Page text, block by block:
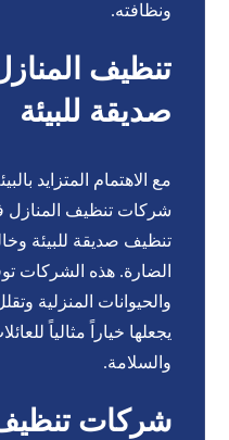
ونظافته.
تنظيف
صديقة للبيئة
مع الاهتمام المتزايد
شركات تنظيف المنازل
تنظيف صديقة للبيئة
الضارة. هذه الشركات
والحيوانات المنزلية
يجعلها خياراً مثالياً
والسلامة.
شركات